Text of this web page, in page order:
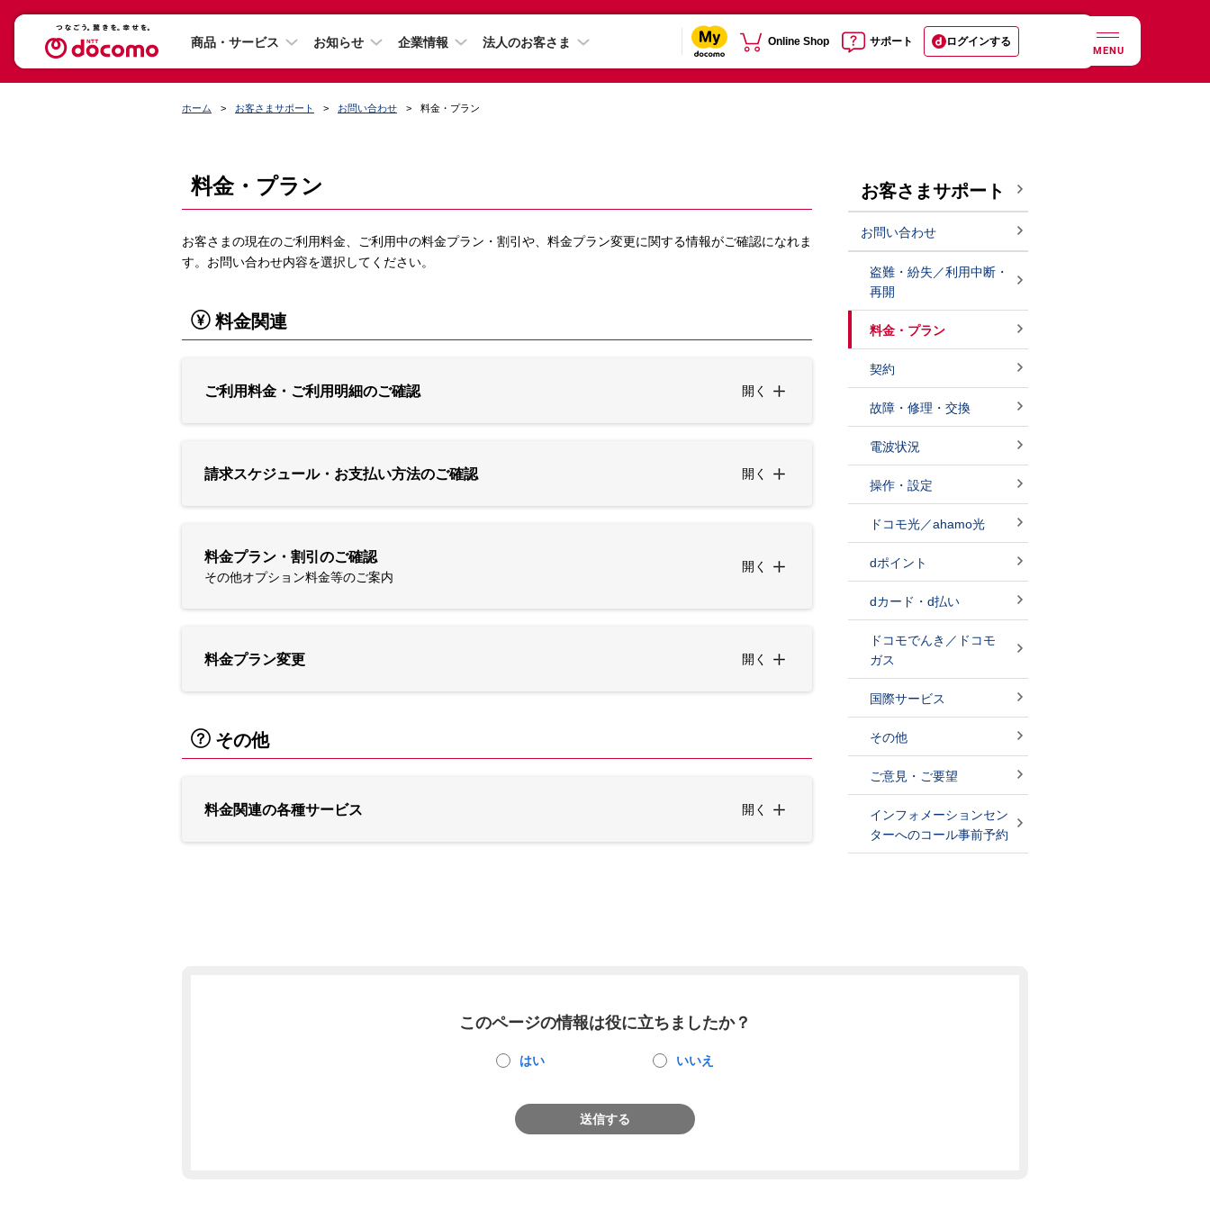
商品・サービス お知らせ 企業情報 法人のお客さま Online Shop サポート ログインする
MENU
ホーム お客さまサポート お問い合わせ 料金・プラン
料金・プラン
お客さまの現在のご利用料金、ご利用中の料金プラン・割引や、料金プラン変更に関する情報がご確認になれま
す。お問い合わせ内容を選択してください。
料金関連
ご利用料金・ご利用明細のご確認 開く
請求スケジュール・お支払い方法のご確認 開く
料金プラン・割引のご確認
その他オプション料金等のご案内
開く
料金プラン変更 開く
その他
料金関連の各種サービス 開く
お客さまサポート
お問い合わせ
盗難・紛失／利用中断・
再開
料金・プラン
契約
故障・修理・交換
電波状況
操作・設定
ドコモ光／ahamo光
dポイント
dカード・d払い
ドコモでんき／ドコモ
ガス
国際サービス
その他
ご意見・ご要望
インフォメーションセン
ターへのコール事前予約
このページの情報は役に立ちましたか？
はい いいえ
送信する